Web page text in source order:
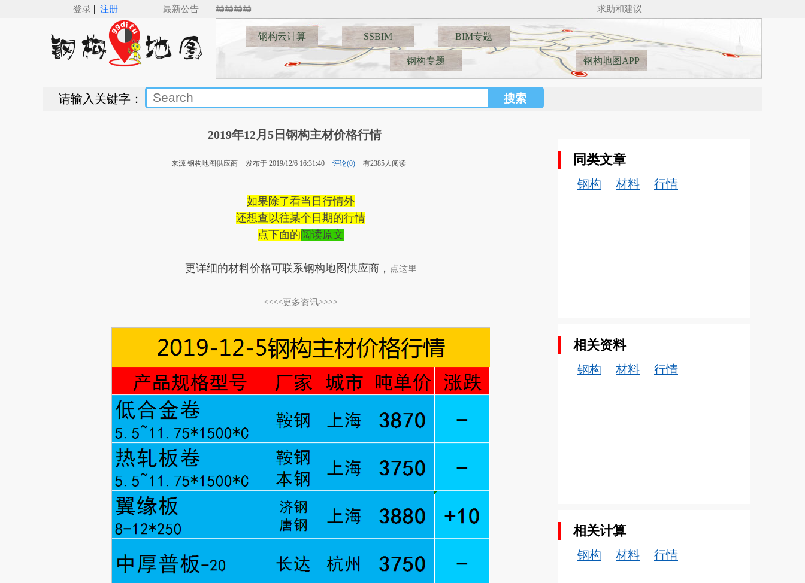
登录 | 注册 最新公告
Revit（v5.0）来了，Revit钢结构建模新纪元___🚋🚋🚋🚋 求助和建议
钢构云计算 SSBIM BIM专题
钢构专题 钢构地图APP
请输入关键字：
2019年12月5日钢构主材价格行情
来源 钢构地图供应商 发布于 2019/12/6 16:31:40 评论(0) 有2385人阅读
如果除了看当日行情外
还想查以往某个日期的行情
点下面的阅读原文
更详细的材料价格可联系钢构地图供应商， 点这里
<<<<更多资讯>>>>
同类文章
钢构 材料 行情
相关资料
钢构 材料 行情
相关计算
钢构 材料 行情